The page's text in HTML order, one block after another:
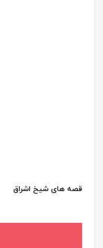
قصه های شیخ اشراق